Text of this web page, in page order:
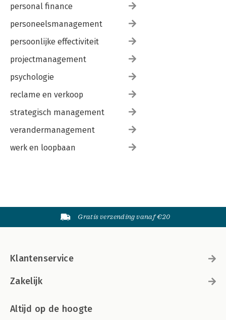
personal finance
personeelsmanagement
persoonlijke effectiviteit
projectmanagement
psychologie
reclame en verkoop
strategisch management
verandermanagement
werk en loopbaan
Gratis verzending vanaf €20
Klantenservice
Zakelijk
Altijd op de hoogte